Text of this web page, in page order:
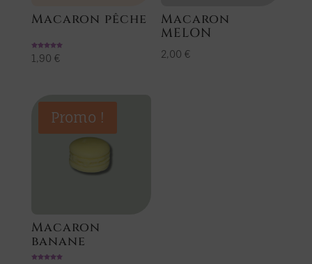
Macaron pêche
Note
5.00
1,90 €
Macaron
MELON
2,00€
Promo !
Macaron
banane